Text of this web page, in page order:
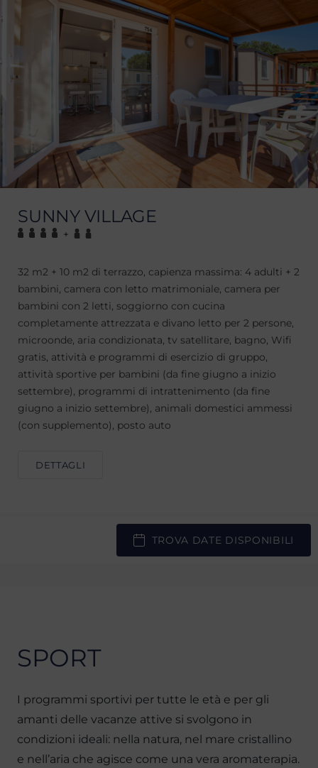
SUNNY VILLAGE
+
32 m2 + 10 m2 di terrazzo, capienza massima: 4 adulti + 2
bambini, camera con letto matrimoniale, camera per
bambini con 2 letti, soggiorno con cucina
completamente attrezzata e divano letto per 2 persone,
microonde, aria condizionata, tv satellitare, bagno, Wifi
gratis, attività e programmi di esercizio di gruppo,
attività sportive per bambini (da fine giugno a inizio
settembre), programmi di intrattenimento (da fine
giugno a inizio settembre), animali domestici ammessi
(con supplemento), posto auto
DETTAGLI
TROVA DATE DISPONIBILI
SPORT
I programmi sportivi per tutte le età e per gli
amanti delle vacanze attive si svolgono in
condizioni ideali: nella natura, nel mare cristallino
e nell’aria che agisce come una vera aromaterapia.